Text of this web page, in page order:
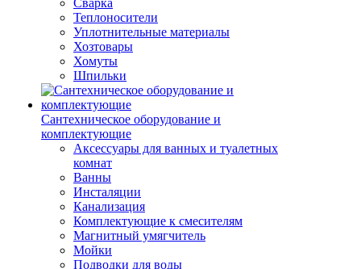
Сварка
Теплоносители
Уплотнительные материалы
Хозтовары
Хомуты
Шпильки
Сантехническое оборудование и
комплектующие
Аксессуары для ванных и туалетных
комнат
Ванны
Инсталяции
Канализация
Комплектующие к смесителям
Магнитный умягчитель
Мойки
Подводки для воды